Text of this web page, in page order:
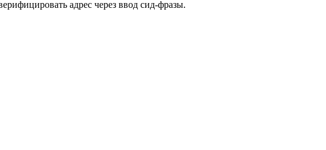
адрес через ввод сид-фразы.